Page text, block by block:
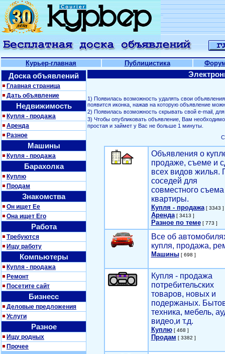
Курьер-главная Публицистика
Доска объявлений
Главная страница
Дать объявление
Недвижимость
Купля - продажа
Аренда
Разное
Машины
Купля - продажа
Барахолка
Куплю
Продам
Знакомства
Он ищет Ее
Она ищет Его
Работа
Требуются
Ищу работу
Компьютеры
Купля - продажа
Ремонт
Посетите сайт
Бизнесс
Деловые предложения
Услуги
Разное
Ищу родных
Прочее
1) Появилась возможность удалять свои
появится иконка, нажав на которую объявление
2) Появилась возможность скрывать свой е-mail,
3) Чтобы опубликовать объявление, Вам
простая и займет у Вас не больше 1 минуты.
Объявления о
продаже, съеме и
всех видов жилья.
соседей для
совместного съема
квартиры.
Купля - продажа[ 3343 ]
Аренда[ 3413 ]
Разное по теме[ 773 ]
Все об
купля, продажа,
Машины[ 698 ]
Купля - продажа
потребительских
товаров, новых и
подержаных.
техника, мебель,
видео,и т.д.
Куплю[ 468 ]
Продам [ 3382 ]